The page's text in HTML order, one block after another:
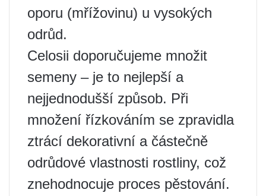
oporu (mřížovinu) u vysokých
odrůd.
Celosii doporučujeme množit
semeny – je to nejlepší a
nejjednodušší způsob. Při
množení řízkováním se zpravidla
ztrácí dekorativní a částečně
odrůdové vlastnosti rostliny, což
znehodnocuje proces pěstování.